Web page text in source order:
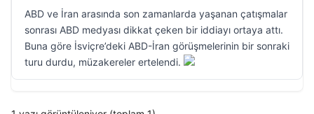
ABD ve İran arasında son zamanlarda yaşanan çatışmalar
sonrası ABD medyası dikkat çeken bir iddiayı ortaya attı.
Buna göre İsviçre’deki ABD-İran görüşmelerinin bir sonraki
turu durdu, müzakereler ertelendi.